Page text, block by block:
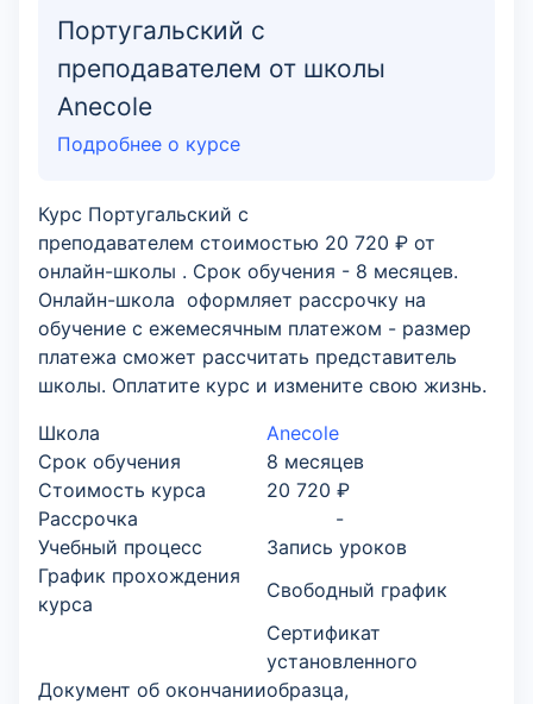
Португальский с
преподавателем от школы
Anecole
Подробнее о курсе
Курс Португальский с
преподавателем стоимостью 20 720 ₽ от
онлайн-школы . Срок обучения - 8 месяцев.
Онлайн-школа оформляет рассрочку на
обучение с ежемесячным платежом - размер
платежа сможет рассчитать представитель
школы. Оплатите курс и измените свою жизнь.
Школа
Anecole
Срок обучения
8 месяцев
Стоимость курса
20 720 ₽
Рассрочка
-
Учебный процесс
Запись уроков
График прохождения
курса
Свободный график
Документ об окончании
Сертификат
установленного
образца,